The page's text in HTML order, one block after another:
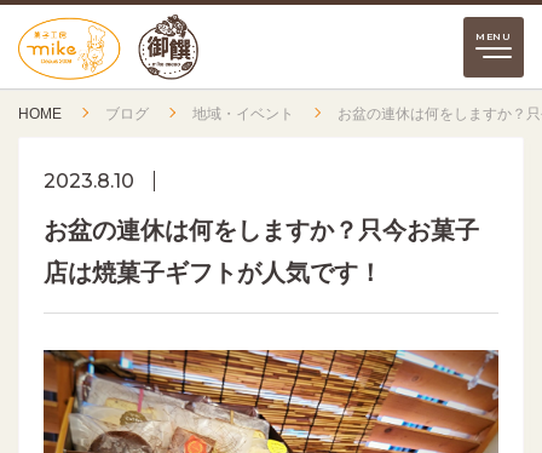
HOME ブログ 地域・イベント お盆の連休は何をしますか？
2023.8.10
お盆の連休は何をしますか？只今お菓子
店は焼菓子ギフトが人気です！